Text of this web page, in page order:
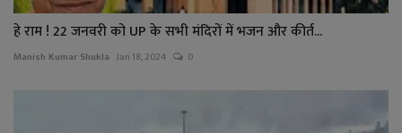
हे राम ! 22 जनवरी को UP के सभी मंदिरों में भजन और कीर्त...
Manish Kumar Shukla Jan 18, 2024 0